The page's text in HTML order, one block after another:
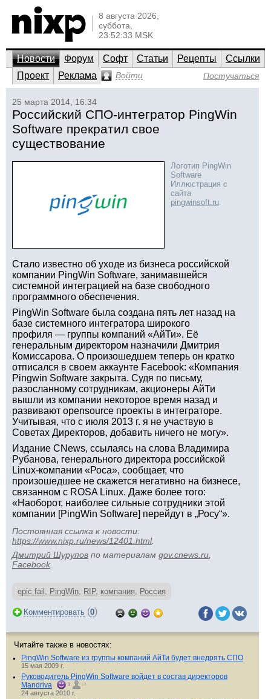
8 августа 2026,
суббота,
23:52:33 MSK
Новости Форум Софт Статьи Рецепты
Ссылки
Проект
Реклама Войти Постучаться
25 марта 2014, 16:34
Российский СПО-интегратор PingWin
Software прекратил свое
существование
Логотип PingWin
Software
Иллюстрация с
сайта
pingwinsoft.ru
Стало известно об уходе из бизнеса российской
компании PingWin Software, занимавшейся
системной интеграцией на базе свободного
программного обеспечения.
PingWin Software была создана пять лет назад на
базе системного интегратора широкого
профиля — группы компаний «АйТи». Её
генеральным директором назначили Дмитрия
Комиссарова. О произошедшем теперь он кратко
отписался в своем аккаунте Facebook: «Компания
Pingwin Software закрыта. Судя по письму,
разосланному сотрудникам, акционеры АйТи
вышли из компании некоторое время назад и
развивают opensource проекты в интеграторе.
Учитывая, что с июля 2013 г. я не участвую в
Советах Директоров, добавить ничего не могу».
Издание CNews, ссылаясь на слова Владимира
Рубанова, генерального директора российской
Linux-компании «Роса», сообщает, что
произошедшее не скажется негативно на бизнесе,
связанном с ROSA Linux. Даже более того:
«Наоборот, наиболее сильные сотрудники этой
компании [PingWin Software] перейдут в „Росу“».
Постоянная ссылка к новости:
https://www.nixp.ru/news/12401.html.
Дмитрий Шурупов по материалам gov.cnews.ru
Facebook
epic fail , PingWin, RIP, компания, Россия
Комментировать (0)
Читайте также в новостях:
PingWin Software из группы компаний АйТи будет внедрять СПО
15 мая 2009 г.
Руководитель PingWin Software войдет в состав директоров
Mandriva
3 14
24 августа 2010 г.